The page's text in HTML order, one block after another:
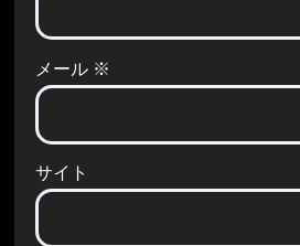
メール ※
サイト